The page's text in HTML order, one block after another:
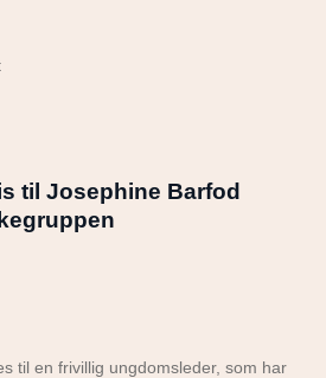
til Josephine Barfod
til en frivillig ungdomsleder, som har